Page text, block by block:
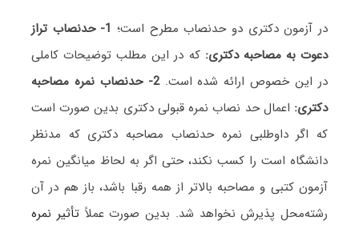
در آزمون دکتری دو حدنصاب مطرح است؛
1- حدنصاب تراز
دعوت به مصاحبه دکتری: که در این مطلب توضیحات کاملی
در این خصوص ارائه شده است. 2- حدنصاب نمره مصاحبه
دکتری: اعمال حد نصاب نمره قبولی دکتری بدین صورت است
که اگر داوطلبی نمره حدنصاب مصاحبه دکتری که مدنظر
دانشگاه است را کسب نکند، حتی اگر به لحاظ میانگین نمره
آزمون کتبی و مصاحبه بالاتر از همه رقبا باشد، باز هم در آن
رشته‌محل پذیرش نخواهد شد. بدین صورت عملاً تأثیر نمره